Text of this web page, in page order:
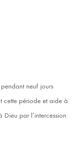
neuf jours
cette période et aide à
par l’intercession